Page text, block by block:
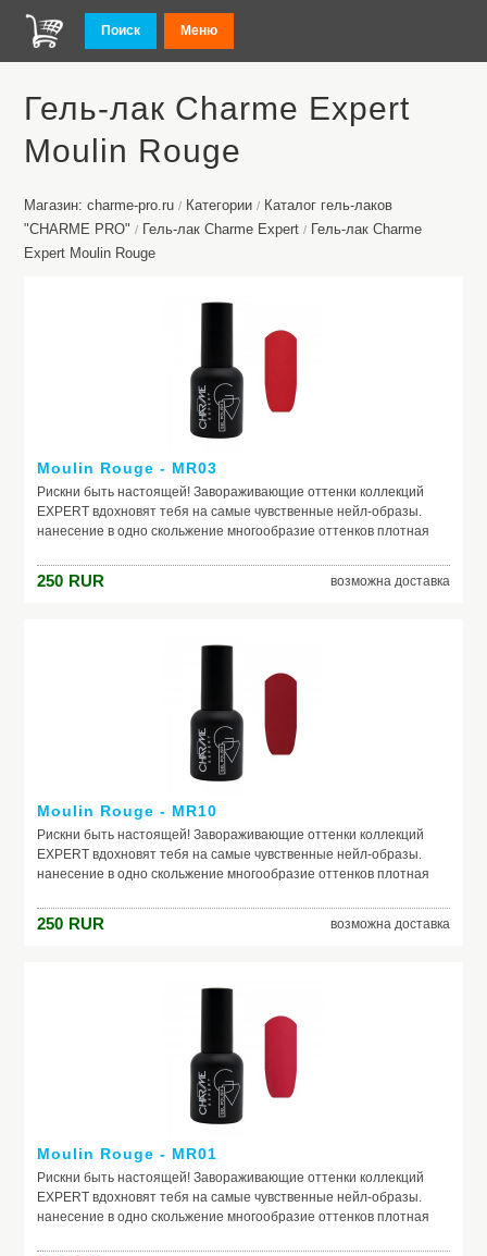
Поиск Меню
Гель-лак Charme Expert
Moulin Rouge
Магазин: charme-pro.ru / Категории / Каталог гель-лаков
"CHARME PRO" / Гель-лак Charme Expert / Гель-лак Charme
Expert Moulin Rouge
Moulin Rouge - MR03
Рискни быть настоящей! Завораживающие оттенки коллекций
EXPERT вдохновят тебя на самые чувственные нейл-образы.
нанесение в одно скольжение многообразие оттенков плотная
250 RUR возможна доставка
Moulin Rouge - MR10
Рискни быть настоящей! Завораживающие оттенки коллекций
EXPERT вдохновят тебя на самые чувственные нейл-образы.
нанесение в одно скольжение многообразие оттенков плотная
250 RUR возможна доставка
Moulin Rouge - MR01
Рискни быть настоящей! Завораживающие оттенки коллекций
EXPERT вдохновят тебя на самые чувственные нейл-образы.
нанесение в одно скольжение многообразие оттенков плотная